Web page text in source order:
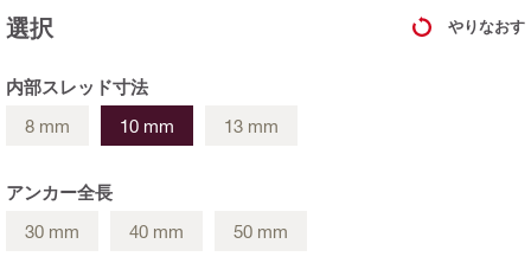
選択 やりなおす
内部スレッド寸法
8 mm
10 mm 13 mm
アンカー全長
30 mm
40 mm 50 mm